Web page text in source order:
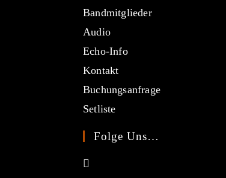
Bandmitglieder
Audio
Echo-Info
Kontakt
Buchungsanfrage
Setliste
Folge Uns…